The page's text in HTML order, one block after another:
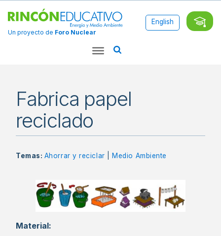
Un proyecto de Foro Nuclear
English
Fabrica papel
reciclado
Temas: Ahorrar y reciclar Medio Ambiente
Material: